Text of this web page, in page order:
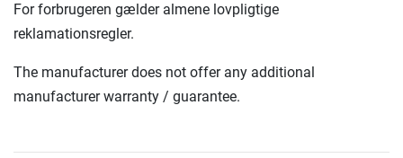
For forbrugeren gælder almene lovpligtige
reklamationsregler.
The manufacturer does not offer any additional
manufacturer warranty / guarantee.